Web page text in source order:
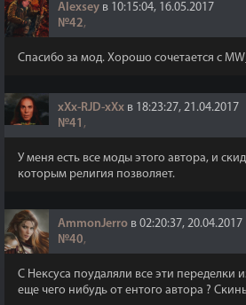
Alexsey в 10:15:04, 16.05.2017
№42,
Спасибо за мод. Хорошо сочетается с
xXx-RJD-xXx в 18:23:27, 21.04.2017
№41 ,
У меня есть все моды этого автора, и
которым религия позволяет.
AmmonJerro в 02:20:37, 20.04.2017
№40,
C Нексуса поудаляли все эти переделки
еще чего нибудь от ентого автора ?